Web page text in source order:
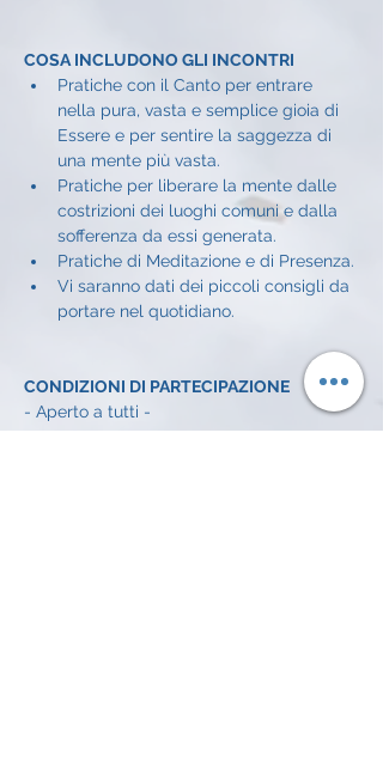
COSA INCLUDONO GLI INCONTRI
Pratiche con il Canto per entrare
nella pura, vasta e semplice gioia di
Essere e per sentire la saggezza di
una mente più vasta.
Pratiche per liberare la mente dalle
costrizioni dei luoghi comuni e dalla
sofferenza da essi generata.
Pratiche di Meditazione e di Presenza.
Vi saranno dati dei piccoli consigli da
portare nel quotidiano.
CONDIZIONI DI PARTECIPAZIONE
- Aperto a tutti -